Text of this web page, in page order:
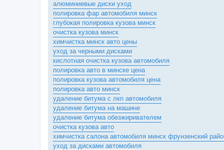
алюминиевые диски уход
полировка фар автомобиля минск
глубокая полировка кузова минск
очистка кузова минск
химчистка минск авто цены
уход за черными дисками
кислотная очистка кузова автомобиля
полировка авто в минске цена
полировка кузова автомобиля цена
полировка авто минск
удаление битума с лкп автомобиля
удаление битума на машине
удаление битума обезжиривателем
очистка кузова авто
химчистка салона автомобиля минск фрунзенский
уход за дисками автомобиля